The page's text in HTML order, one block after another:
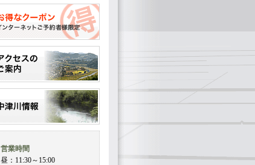
営業時間
昼：11:30～15:00